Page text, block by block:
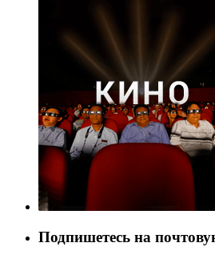
Подпишетесь на